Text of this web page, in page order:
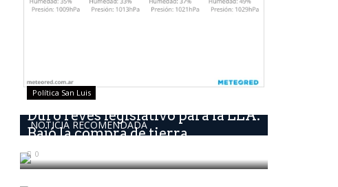
NOTICIA RECOMENDADA
Política San Luis
Duro revés legislativo para la LLA.
Bajó la compra de tierra...
0